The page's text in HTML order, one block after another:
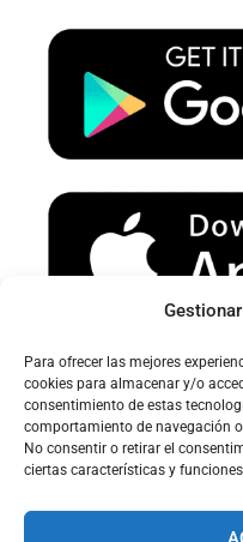
Para ofrecer las mejores
cookies para almacenar y/o
consentimiento de estas
comportamiento de navegación
No consentir o retirar el
ciertas características y
u
b
e
Avertissement sur le
Veuillez vérifier votre
recevoir nos e-mails.